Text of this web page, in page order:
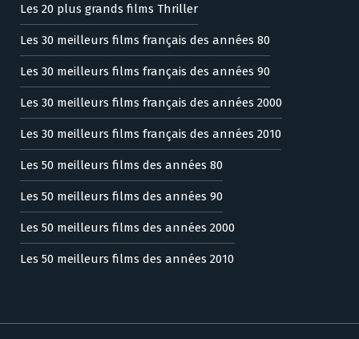
Les 20 plus grands films Thriller
Les 30 meilleurs films français des années 80
Les 30 meilleurs films français des années 90
Les 30 meilleurs films français des années 2000
Les 30 meilleurs films français des années 2010
Les 50 meilleurs films des années 80
Les 50 meilleurs films des années 90
Les 50 meilleurs films des années 2000
Les 50 meilleurs films des années 2010